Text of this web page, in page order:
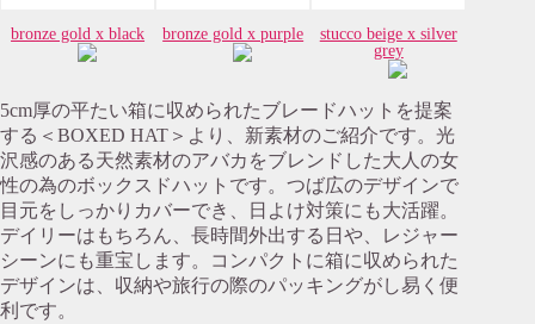
bronze gold x black bronze gold x purple
stucco beige x silver
grey
5cm厚の平たい箱に収められたブレードハットを提案
する＜BOXED HAT＞より、新素材のご紹介です。光
沢感のある天然素材のアバカをブレンドした大人の女
性の為のボックスドハットです。つば広のデザインで
目元をしっかりカバーでき、日よけ対策にも大活躍。
デイリーはもちろん、長時間外出する日や、レジャー
シーンにも重宝します。コンパクトに箱に収められた
デザインは、収納や旅行の際のパッキングがし易く便
利です。